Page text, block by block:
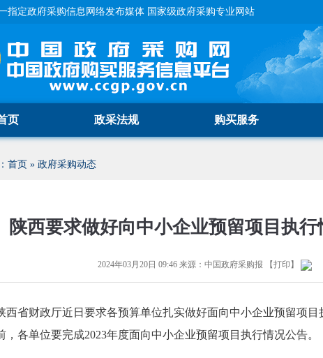
指定政府采购信息网络发布媒体 国家级政府采购专业网站
页 政采法规 购买服务
首页 » 政府采购动态
陕西要求做好向中小企业预留项目执
2024年03月20日 09:46来源： 中国政府采购报 【打印 】
财政厅近日要求各预算单位扎实做好面向中小企业预留项目
，各单位要完成2023年度面向中小企业预留项目执行情况公告。